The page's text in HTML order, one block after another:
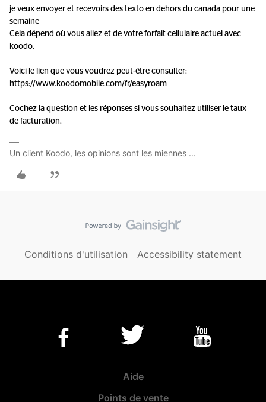
je veux envoyer et recevoirs des texto en dehors du canada pour une
semaine
Cela dépend où vous allez et de votre forfait cellulaire actuel avec
koodo.
Voici le lien que vous voudrez peut-être consulter:
https://www.koodomobile.com/fr/easyroam
Cochez la question et les réponses si vous souhaitez utiliser le taux
de facturation.
Un client Koodo, les opinions sont les miennes ...
Conditions d'utilisation Accessibility statement
Aide
Points de vente